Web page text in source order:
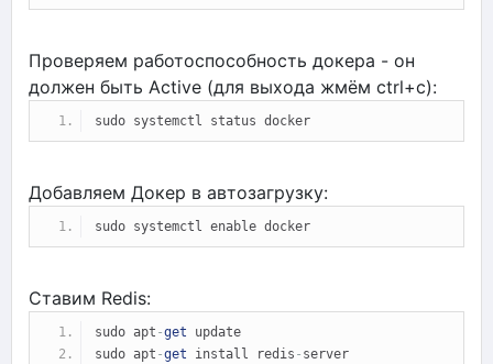
Проверяем работоспособность докера - он
должен быть Active (для выхода жмём ctrl+c):
sudo systemctl status docker
Добавляем Докер в автозагрузку:
sudo systemctl enable docker
Ставим Redis:
sudo apt -get update
sudo apt -get install redis - server